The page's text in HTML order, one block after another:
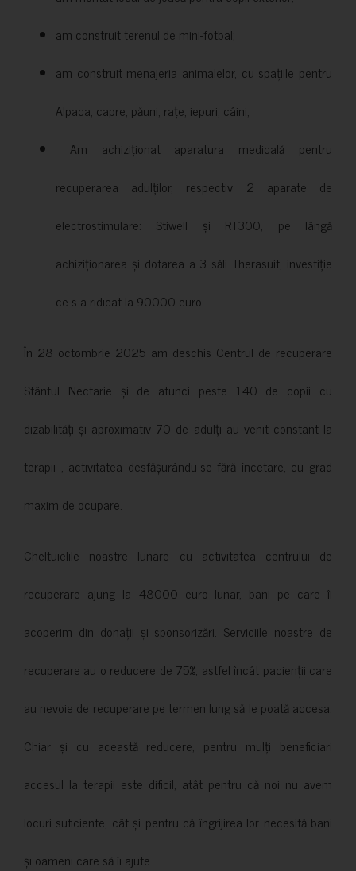
am construit terenul de mini-fotbal;
am construit menajeria animalelor, cu spațiile pentru
Alpaca, capre, păuni, rațe, iepuri, câini;
Am achiziționat aparatura medicală pentru
recuperarea adulților, respectiv 2 aparate de
electrostimulare: Stiwell și RT300, pe lângă
achiziționarea și dotarea a 3 săli Therasuit, investiție
ce s-a ridicat la 90000 euro.
În 28 octombrie 2025 am deschis Centrul de recuperare
Sfântul Nectarie și de atunci peste 140 de copii cu
dizabilități și aproximativ 70 de adulți au venit constant la
terapii , activitatea desfășurându-se fără încetare, cu grad
maxim de ocupare.
Cheltuielile noastre lunare cu activitatea centrului de
recuperare ajung la 48000 euro lunar, bani pe care îi
acoperim din donații și sponsorizări. Serviciile noastre de
recuperare au o reducere de 75%, astfel încât pacienții care
au nevoie de recuperare pe termen lung să le poată accesa.
Chiar și cu această reducere, pentru mulți beneficiari
accesul la terapii este dificil, atât pentru că noi nu avem
locuri suficiente, cât și pentru că îngrijirea lor necesită bani
și oameni care să îi ajute.